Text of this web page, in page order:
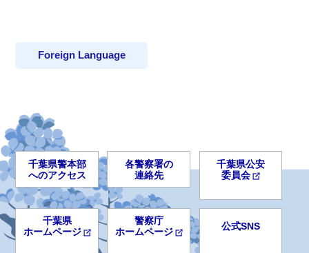
Foreign Language
千葉県警本部
へのアクセス
各警察署の
連絡先
千葉県公安
委員会
千葉県
ホームページ
警察庁
ホームページ
公式SNS